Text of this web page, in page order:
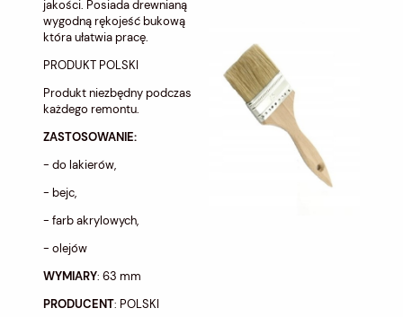
jakości. Posiada drewnianą
wygodną rękojeść bukową
która ułatwia pracę.
PRODUKT POLSKI
Produkt niezbędny podczas
każdego remontu.
ZASTOSOWANIE:
- do lakierów,
- bejc,
- farb akrylowych,
- olejów
WYMIARY: 63 mm
PRODUCENT: POLSKI